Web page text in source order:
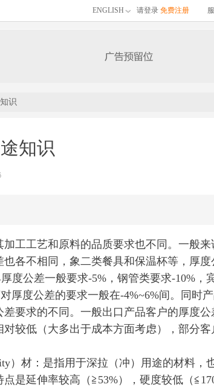
ENGLISH 请登录 免费注册
识
知识
工工艺和原料的品质要求也不同。一般
各不相同，象二类餐具和保温杯等，厚
度公差一般要求-5%，钢管类要求-10%，
厚度公差的要求一般在-4%~6%间。同时
要求的不同。一般出口产品客户的厚度
较低（大多出于成本方面考虑），部分客
）材：是指用于深拉（冲）用途的材料，
是延伸率较高（≧53%），硬度较低（